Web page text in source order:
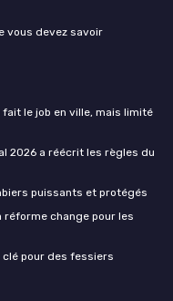
vous devez savoir
fait le job en ville, mais limité
2026 a réécrit les règles du
puissants et protégés
change pour les
clé pour des fessiers